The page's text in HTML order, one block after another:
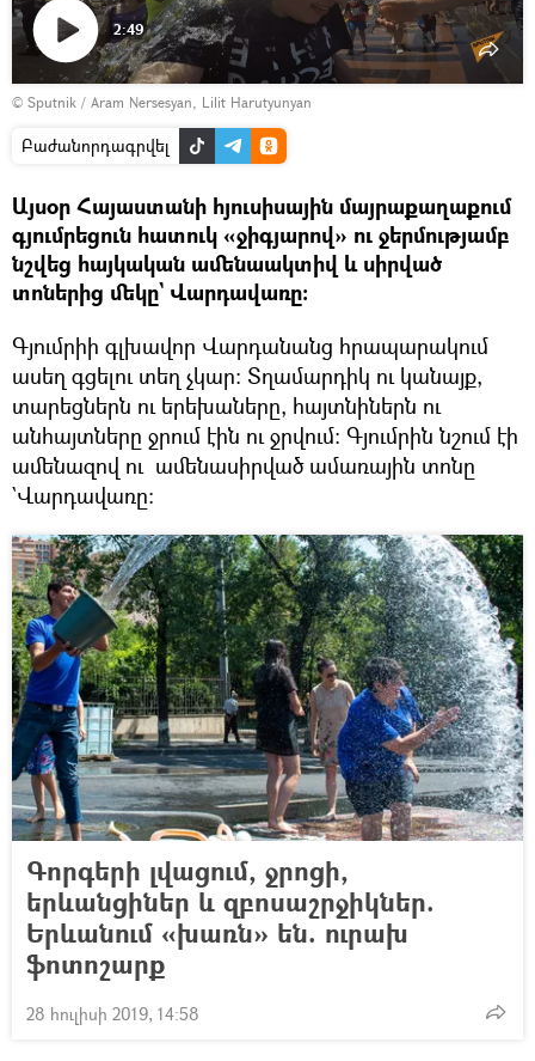
Դիտել
տեսանյութը
2:49
© Sputnik / Aram Nersesyan, Lilit Harutyunyan
Բաժանորդագրվել
Այսօր Հայաստանի հյուսիսային մայրաքաղաքում
գյումրեցուն հատուկ «ջիգյարով» ու ջերմությամբ
նշվեց հայկական ամենաակտիվ և սիրված
տոներից մեկը` Վարդավառը:
Գյումրիի գլխավոր Վարդանանց հրապարակում
ասեղ գցելու տեղ չկար: Տղամարդիկ ու կանայք,
տարեցներն ու երեխաները, հայտնիներն ու
անհայտները ջրում էին ու ջրվում։ Գյումրին նշում էի
ամենազով ու ամենասիրված ամառային տոնը
`Վարդավառը:
Գորգերի լվացում, ջրոցի,
երևանցիներ և զբոսաշրջիկներ.
Երևանում «խառն» են. ուրախ
ֆոտոշարք
28 հուլիսի 2019, 14:58